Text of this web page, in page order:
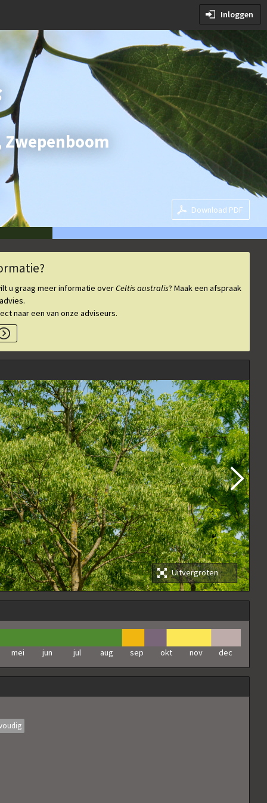
Download PDF
u graag meer informatie overCeltis australis? Maak een afspraak
naar een van onze adviseurs.
Uitvergroten
mei jun jul aug sep okt nov dec
Inloggen